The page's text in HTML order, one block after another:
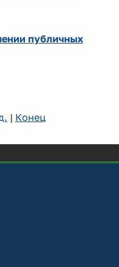
публичных
| Конец